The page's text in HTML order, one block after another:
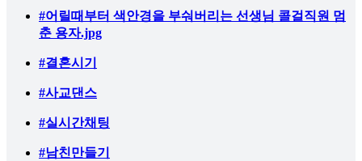
#어릴때부터 색안경을 부숴버리는 선생님 콜걸직원 멈
춘 용자.jpg
#결혼시기
#사교댄스
#실시간채팅
#남친만들기